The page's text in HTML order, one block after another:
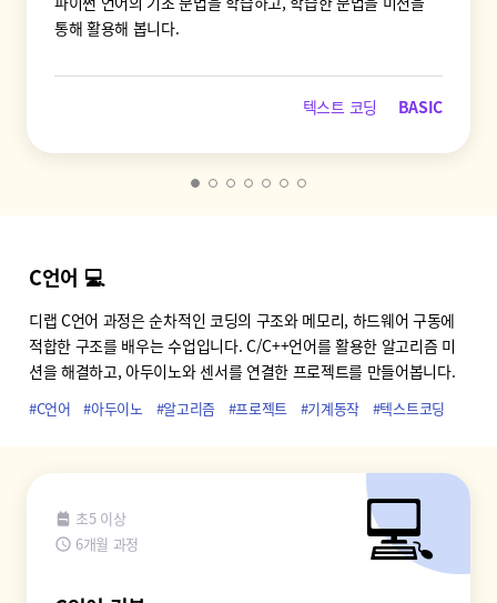
통해 활용해 봅니다.
텍스트 코딩 BASIC
C언어 💻
디랩 C언어 과정은 순차적인 코딩의 구조와 메모리, 하드웨어 구동에
적합한 구조를 배우는 수업입니다. C/C++언어를 활용한 알고리즘 미
션을 해결하고, 아두이노와 센서를 연결한 프로젝트를 만들어봅니다.
#C언어 #아두이노 #알고리즘 #프로젝트 #기계동작 #텍스트코딩
초5 이상
6개월 과정
💻